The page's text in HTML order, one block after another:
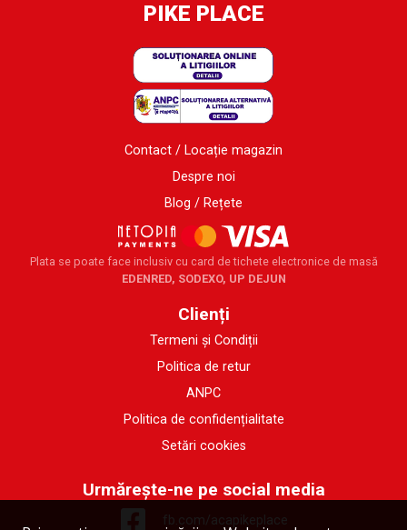
PIKE PLACE
Contact / Locație magazin
Despre noi
Blog / Rețete
Plata se poate face inclusiv cu card de tichete electronice de masă
EDENRED, SODEXO, UP DEJUN
Clienți
Termeni și Condiții
Politica de retur
ANPC
Politica de confidențialitate
Setări cookies
Urmărește-ne pe social media
fb.com/acapikeplace